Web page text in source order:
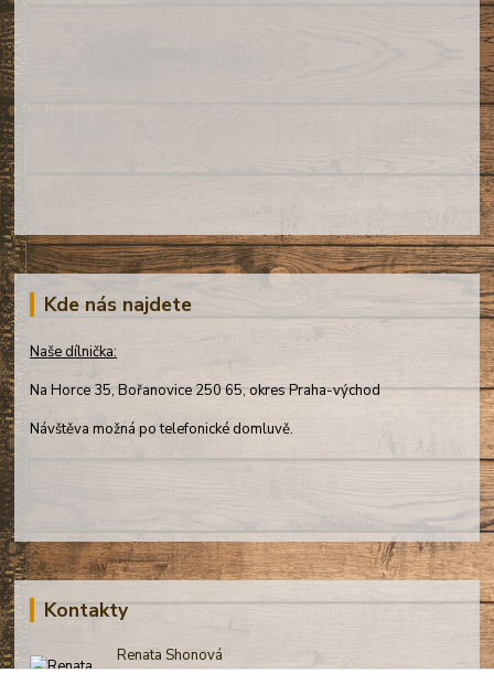
Kde nás najdete
Naše dílnička:
Na Horce 35, Bořanovice 250 65, okres Praha-východ
Návštěva možná po telefonické domluvě.
Kontakty
Renata Shonová
+420 731 510 191